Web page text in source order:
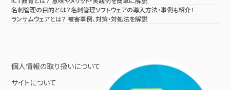
名刺管理の目的とは？名刺管理ソフトウェアの導入方法・事例も紹介！
ランサムウェアとは？ 被害事例、対策・対処法を解説
個人情報の取り扱いについて
サイトについて